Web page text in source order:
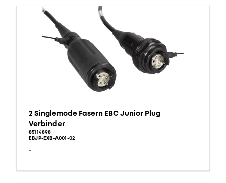
2 Singlemode Fasern EBC Junior Plug
Verbinder
85114898
EBJP-EXB-A001-02
-